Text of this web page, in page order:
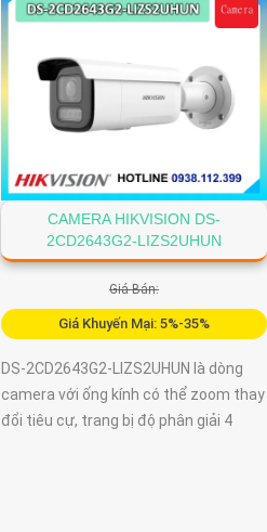
CAMERA HIKVISION DS-
2CD2643G2-LIZS2UHUN
Giá Bán:
Giá Khuyến Mại: 5%-35%
DS-2CD2643G2-LIZS2UHUN là dòng
camera với ống kính có thể zoom thay
đổi tiêu cự, trang bị độ phân giải 4